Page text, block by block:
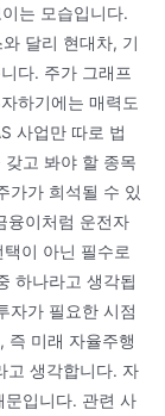
는 모습입니다.
달리 현대차, 기
다. 주가 그래프
하기에는 매력도
사업만 따로 법
고 봐야 할 종목
가가 희석될 수 있
융이처럼 운전자
이 아닌 필수로
하나라고 생각됩
자가 필요한 시점
즉 미래 자율주행
고 생각합니다. 자
문입니다. 관련 사